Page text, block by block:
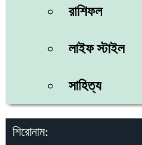
রাশিফল
লাইফ স্টাইল
সাহিত্য
শিরোনাম: